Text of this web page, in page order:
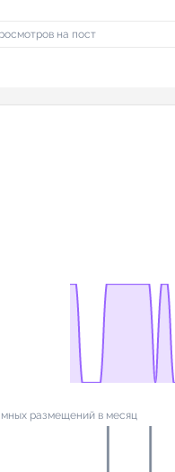
на пост
размещений в месяц